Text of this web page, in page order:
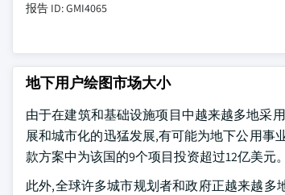
报告 ID: GMI4065
地下用户绘图市场大小
由于在建筑和基础设施项目中越来越多地采
展和城市化的迅猛发展,有可能为地下公用事
款方案中为该国的9个项目投资超过12亿美元
此外,全球许多城市规划者和政府正越来越